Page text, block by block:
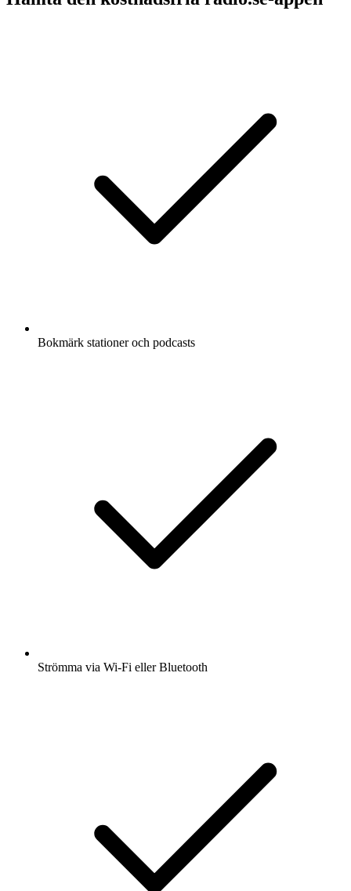
Bokmärk stationer och podcasts
Strömma via Wi-Fi eller Bluetooth